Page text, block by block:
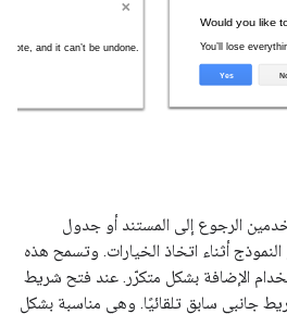
الرجوع إلى المستند أو جدول
النموذج أثناء اتخاذ الخيارات. وتسمح هذه
الإضافة بشكل متكرّر. عند فتح شريط
جانبي سابق تلقائيًا. وهي مناسبة بشكلٍ